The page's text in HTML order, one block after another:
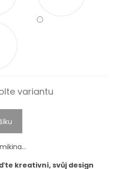
variantu
kreativní, svůj design